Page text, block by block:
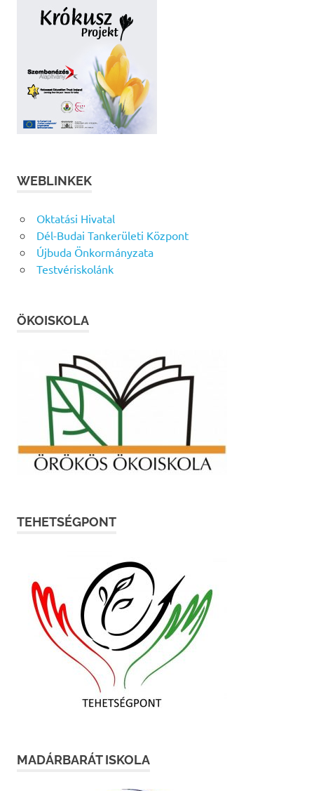
WEBLINKEK
Oktatási Hivatal
Dél-Budai Tankerületi Központ
Újbuda Önkormányzata
Testvériskolánk
ÖKOISKOLA
TEHETSÉGPONT
MADÁRBARÁT ISKOLA